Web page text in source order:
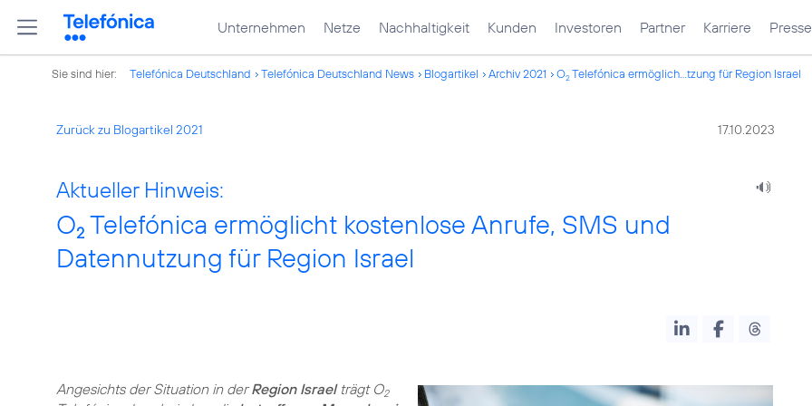
Unternehmen Netze Nachhaltigkeit Kunden Investoren Partner Karriere Presse
Sie sind hier: Telefónica Deutschland Telefónica Deutschland News Blogartikel Archiv 2021 O2Telefónica ermöglich...tzung für Region Israel
Zurück zu Blogartikel 2021 17.10.2023
Aktueller Hinweis:
O2 Telefónica ermöglicht kostenlose Anrufe, SMS und
Datennutzung für Region Israel
Angesichts der Situation in derRegion Israelträgt O2